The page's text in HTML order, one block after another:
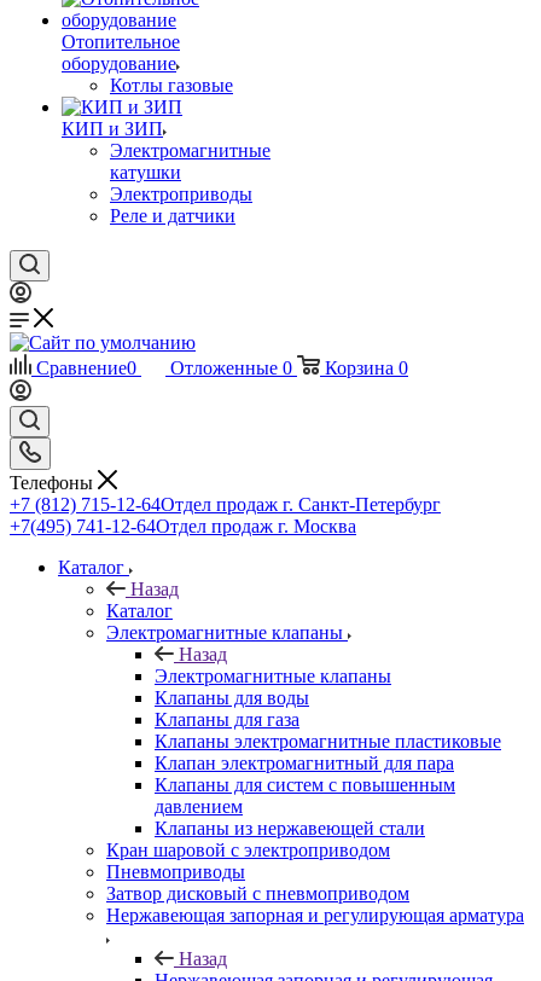
Отопительное
оборудование
Котлы газовые
КИП и ЗИП
Электромагнитные
катушки
Электроприводы
Реле и датчики
Сравнение0 Отложенные 0 Корзина 0
Телефоны
+7 (812) 715-12-64Отдел продаж г. Санкт-Петербург
+7(495) 741-12-64Отдел продаж г. Москва
Каталог
Назад
Каталог
Электромагнитные клапаны
Назад
Электромагнитные клапаны
Клапаны для воды
Клапаны для газа
Клапаны электромагнитные пластиковые
Клапан электромагнитный для пара
Клапаны для систем с повышенным
давлением
Клапаны из нержавеющей стали
Кран шаровой с электроприводом
Пневмоприводы
Затвор дисковый с пневмоприводом
Нержавеющая запорная и регулирующая арматура
Назад